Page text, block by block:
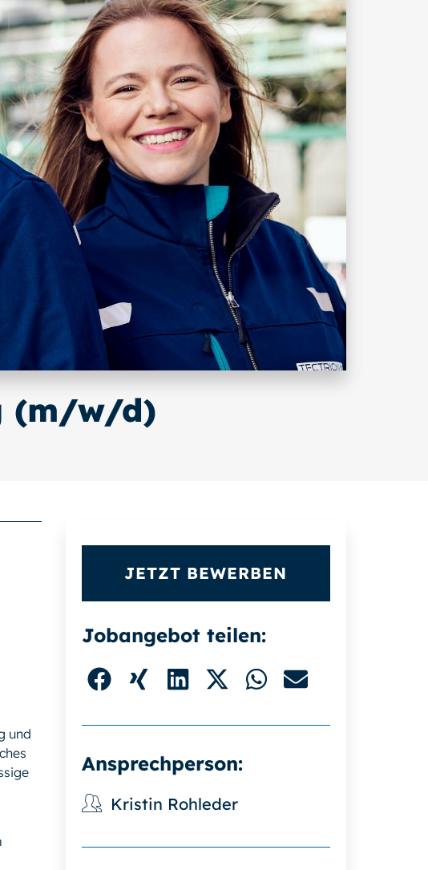
(m/w/d)
und
JETZT BEWERBEN
Jobangebot teilen:
Ansprechperson:
Kristin Rohleder